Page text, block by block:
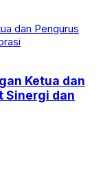
Ketua dan
Sinergi dan